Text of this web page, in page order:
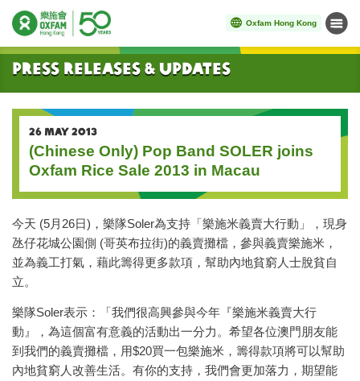
Oxfam Hong Kong Menu
Start main content
Press Releases & Updates
26 MAY 2013
(Chinese Only) Pop Band SOLER joins
Oxfam Rice Sale 2013 in Macau
今天 (5月26日)，樂隊Soler為支持「樂施米義賣大行動」，現身
氹仔花城公園側 (哥英布拉街)的義賣攤檔，參與義賣樂施米，
並為義工打氣，藉此籌得更多款項，幫助內地貧窮人士脫貧自
立。
樂隊Soler表示：「我們很高興參與今年『樂施米義賣大行
動』，為這個富有意義的活動出一分力。希望各位澳門朋友能
到我們的義賣攤檔，用$20買一包樂施米，籌得款項將可以幫助
內地貧窮人改善生活。有你的支持，我們會更加落力，期望能